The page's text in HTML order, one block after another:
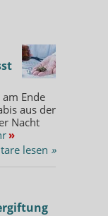
Ende
aus der
Nacht
»
lesen »